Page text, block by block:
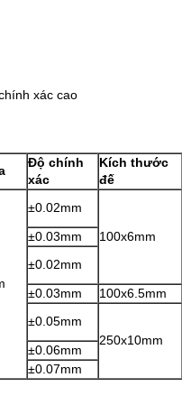
xác cao
Độ chính
xác
Kích thước
đế
±0.02mm
100x6mm
±0.03mm
±0.02mm
±0.03mm
100x6.5mm
±0.05mm
250x10mm
±0.06mm
±0.07mm